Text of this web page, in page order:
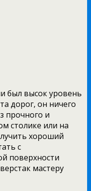
был высок уровень
дорог, он ничего
прочного и
столике или на
хороший
с
поверхности
мастеру